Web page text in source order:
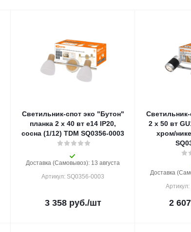
Светильник-спот эко "Бутон"
планка 2 х 40 вт е14 IP20,
сосна (1/12) TDM SQ0356-0003
Доставка (Самовывоз): 13 августа
Артикул: SQ0356-0003
3 358руб./шт
2 х 50 вт
хром/
Доставка
2 607